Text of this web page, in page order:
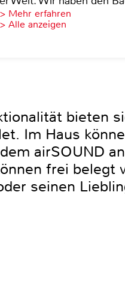
Mehr erfahren
Alle anzeigen
bieten
Im Haus
airSOUND
frei belegt
seinen